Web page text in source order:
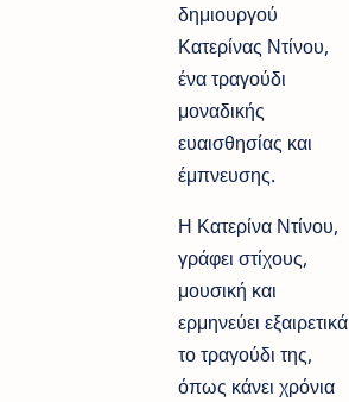
δημιουργού
Κατερίνας Ντίνου,
ένα τραγούδι
μοναδικής
ευαισθησίας και
έμπνευσης.
Η Κατερίνα Ντίνου,
γράφει στίχους,
μουσική και
ερμηνεύει εξαιρετικά
το τραγούδι της,
όπως κάνει χρόνια